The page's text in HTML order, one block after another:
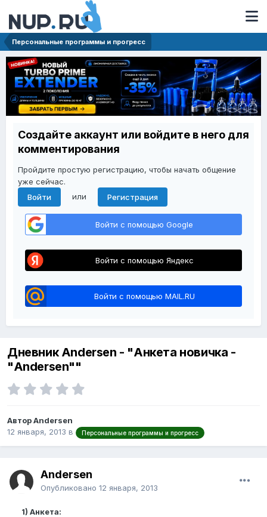
Персональные программы и прогресс
Создайте аккаунт или войдите в него для
комментирования
Пройдите простую регистрацию, чтобы начать общение
уже сейчас.
Войти
или Регистрация
Войти с помощью Google
Войти с помощью Яндекс
Войти с помощью MAIL.RU
Дневник Andersen - "Анкета новичка -
"Andersen""
Автор Andersen
12 января, 2013 в Персональные программы и прогресс
Andersen
Опубликовано 12 января, 2013
1) Анкета: